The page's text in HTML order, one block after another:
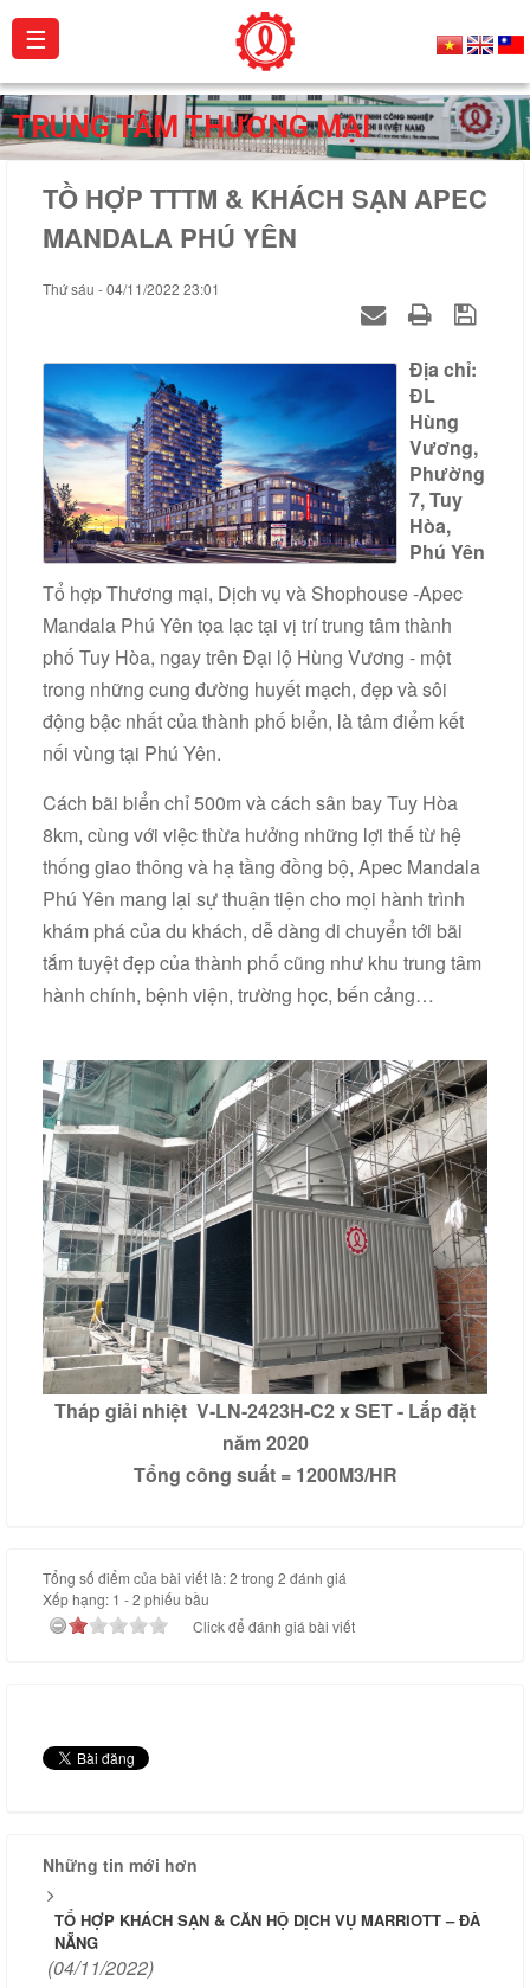
Giới
thiệu
Sản
phẩm
Dự
Hoạt
động
Catalogue
Chứng
chỉ
Liên
hệ
☰
TRUNG TÂM THƯƠNG MẠI
TỒ HỢP TTTM & KHÁCH SẠN APEC
MANDALA PHÚ YÊN
Thứ sáu - 04/11/2022 23:01
Địa chỉ:
ĐL
Hùng
Vương,
Phường
7, Tuy
Hòa,
Phú Yên
Tổ hợp Thương mại, Dịch vụ và Shophouse -Apec
Mandala Phú Yên tọa lạc tại vị trí trung tâm thành
phố Tuy Hòa, ngay trên Đại lộ Hùng Vương - một
trong những cung đường huyết mạch, đẹp và sôi
động bậc nhất của thành phố biển, là tâm điểm kết
nối vùng tại Phú Yên.
Cách bãi biển chỉ 500m và cách sân bay Tuy Hòa
8km, cùng với việc thừa hưởng những lợi thế từ hệ
thống giao thông và hạ tầng đồng bộ, Apec Mandala
Phú Yên mang lại sự thuận tiện cho mọi hành trình
khám phá của du khách, dễ dàng di chuyển tới bãi
tắm tuyệt đẹp của thành phố cũng như khu trung tâm
hành chính, bệnh viện, trường học, bến cảng…
Tháp giải nhiệt V-LN-2423H-C2 x SET - Lắp đặt
năm 2020
Tổng công suất = 1200M3/HR
Tổng số điểm của bài viết là: 2 trong 2 đánh giá
Xếp hạng: 1 -2 phiếu bầu
Click để đánh giá bài viết
Những tin mới hơn
TỔ HỢP KHÁCH SẠN & CĂN HỘ DỊCH VỤ MARRIOTT – ĐÀ
NẴNG
(04/11/2022)